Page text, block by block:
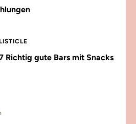
LISTICLE
Richtig gute Bars mit Snacks